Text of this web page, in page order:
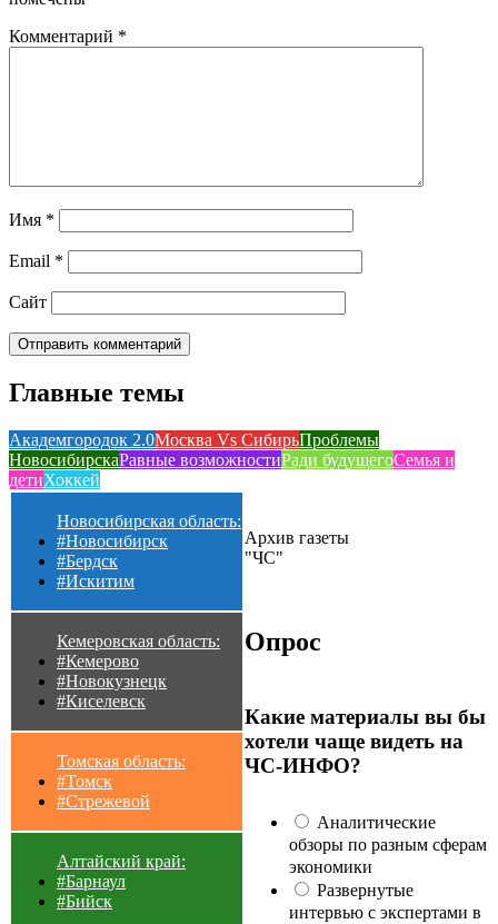
Комментарий *
Имя *
Email *
Сайт
Главные темы
Академгородок 2.0Москва Vs СибирьПроблемы
НовосибирскаРавные возможностиРади будущегоСемья и
детиХоккей
Новосибирская область:
#Новосибирск
#Бердск
#Искитим
Кемеровская область:
#Кемерово
#Новокузнецк
#Киселевск
Томская область:
#Томск
#Стрежевой
Алтайский край:
#Барнаул
#Бийск
Архив газеты
"ЧС"
Опрос
Какие материалы вы бы
хотели чаще видеть на
ЧС-ИНФО?
Аналитические
обзоры по разным сферам
экономики
Развернутые
интервью с экспертами в